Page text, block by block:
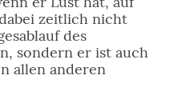
zeitlich nicht
des
sondern er ist auch
allen anderen